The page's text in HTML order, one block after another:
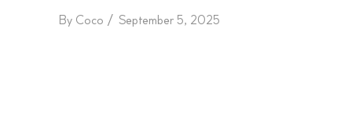
By Coco September 5, 2025